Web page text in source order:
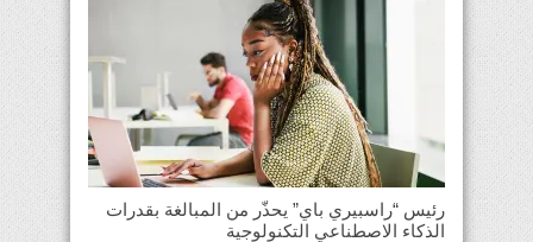
رئيس “راسبيري باي” يحذّر من المبالغة بقدرات
الذكاء الاصطناعي التكنولوجية